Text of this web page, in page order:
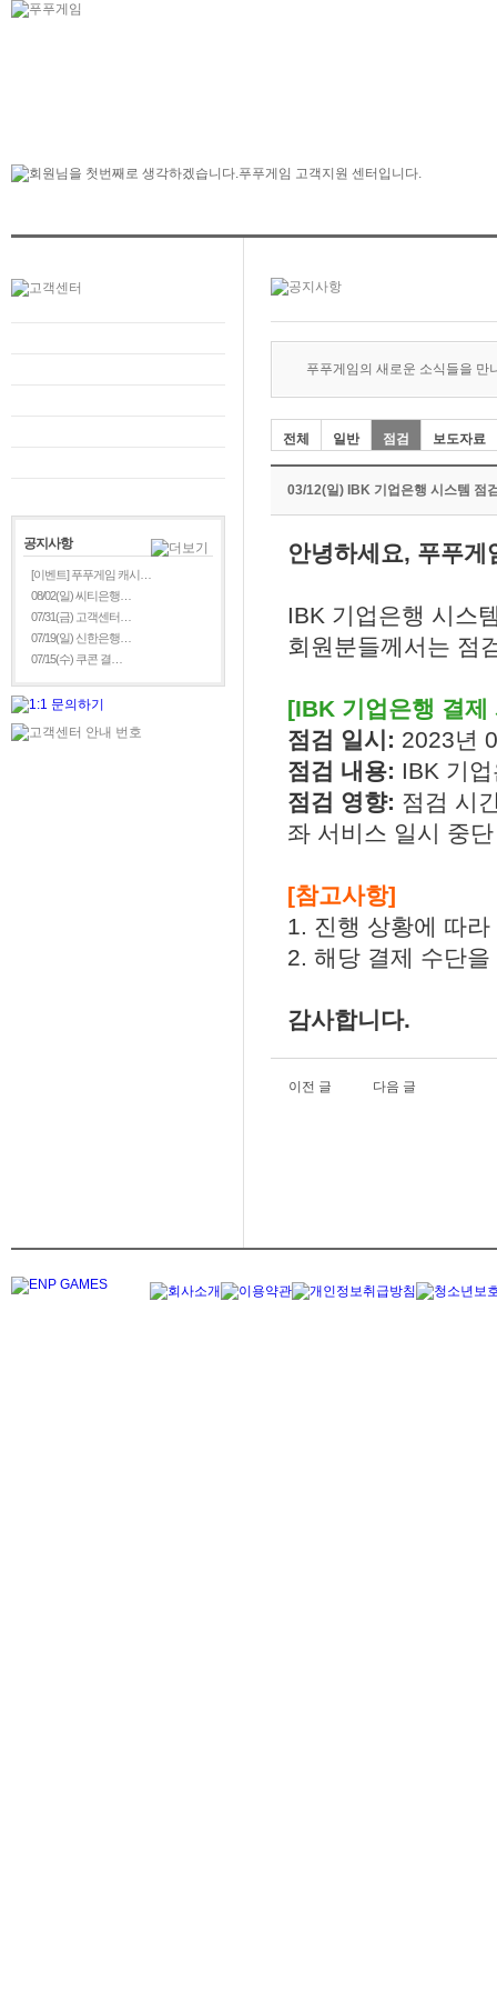
공지사항
[이벤트] 푸푸게임 캐시…
08/02(일) 씨티은행…
07/31(금) 고객센터…
07/19(일) 신한은행…
07/15(수) 쿠콘 결…
푸푸게임의 새로운 소식들을 만
전체 일반 점검 보도자료
03/12(일) IBK 기업은행 시스템 점
안녕하세요, 푸푸게
IBK 기업은행 시스
회원분들께서는 점
[IBK 기업은행 결제
점검 일시: 2023년
점검 내용: IBK 기
점검 영향: 점검 시
좌 서비스 일시 중단
[참고사항]
1. 진행 상황에 따
2. 해당 결제 수단
감사합니다.
이전 글 다음 글